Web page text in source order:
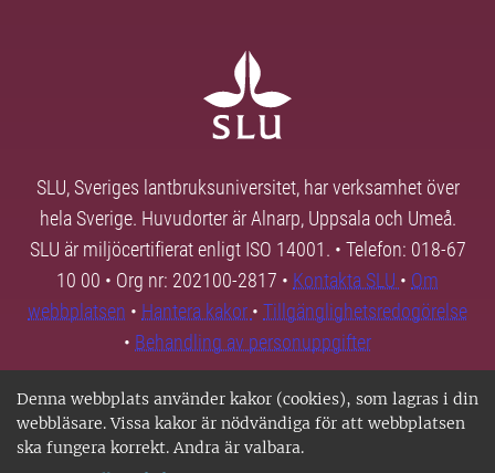
Denna webbplats använder kakor (cookies), som lagras i din
webbläsare. Vissa kakor är nödvändiga för att webbplatsen
ska fungera korrekt. Andra är valbara.
SLU, Sveriges lantbruksuniversitet, har verksamhet över
hela Sverige. Huvudorter är Alnarp, Uppsala och Umeå.
SLU är miljöcertifierat enligt ISO 14001. • Telefon: 018-67
10 00 • Org nr: 202100-2817 • Kontakta SLU • Om
webbplatsen • Hantera kakor • Tillgänglighetsredogörelse
• Behandling av personuppgifter